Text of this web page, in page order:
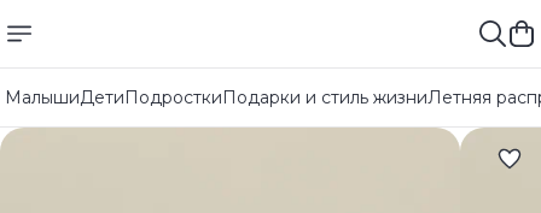
МалышиДетиПодросткиПодарки и стиль жизниЛетняя